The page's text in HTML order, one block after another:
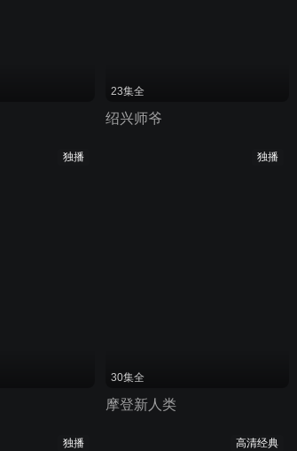
23集全
绍兴师爷
独播 独播
30集全
摩登新人类
独播 高清经典